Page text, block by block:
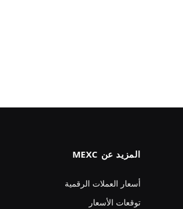
المزيد عن MEXC
أسعار العملات الرقمية
توقعات الأسعار